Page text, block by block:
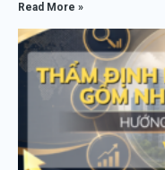
Read More »